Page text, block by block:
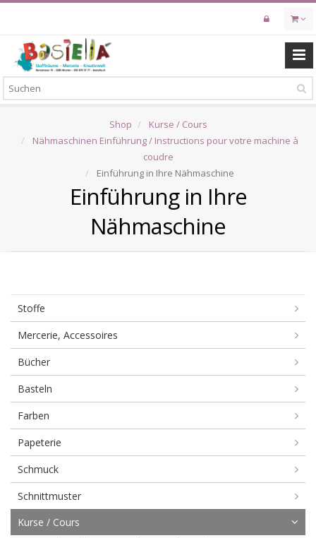
Skip
content
Shop
Kurse / Cours
Nähmaschinen Einführung / Instructions pour votre machine à
coudre
Einführung in Ihre Nähmaschine
Einführung in Ihre
Nähmaschine
Stoffe
Mercerie, Accessoires
Bücher
Basteln
Farben
Papeterie
Schmuck
Schnittmuster
Kurse / Cours